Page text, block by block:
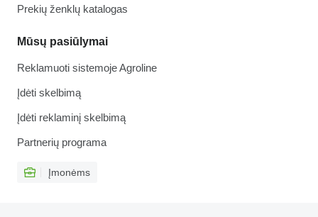
Prekių ženklų katalogas
Mūsų pasiūlymai
Reklamuoti sistemoje Agroline
Įdėti skelbimą
Įdėti reklaminį skelbimą
Partnerių programa
Įmonėms